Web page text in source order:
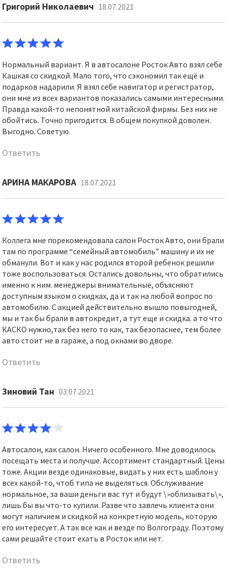
Григорий Николаевич 18.07.2021
Нормальный вариант. Я в автосалоне Росток Авто взял себе
Кашкая со скидкой. Мало того, что сэкономил так ещё и
подарков надарили. Я взял себе навигатор и регистратор,
они мне из всех вариантов показались самыми интересными.
Правда какой-то непонятной китайской фирмы. Без них не
обойтись. Точно пригодится. В общем покупкой доволен.
Выгодно. Советую.
Ответить
АРИНА МАКАРОВА 18.07.2021
Коллега мне порекомендовала салон Росток Авто, они брали
там по программе “семейный автомобиль” машину и их не
обманули. Вот и как у нас родился второй ребенок решили
тоже воспользоваться. Остались довольны, что обратились
именно к ним. менеджеры внимательные, объясняют
доступным языком о скидках, да и так на любой вопрос по
автомобилю. С акцией действительно вышло повыгодней,
мы и так бы брали в автокредит, а тут еще и скидка. а то что
КАСКО нужно,так без него то как, так безопаснее, тем более
авто стоит не в гараже, а под окнами во дворе.
Ответить
Зиновий Тан 03.07.2021
Автосалон, как салон. Ничего особенного. Мне доводилось
посещать места и получше. Ассортимент стандартный. Цены
тоже. Акции везде одинаковые, видать у них есть шаблон у
всех какой-то, чтоб типа не выделяться. Обслуживание
нормальное, за ваши деньги вас тут и будут \»облизывать\»,
лишь бы вы что-то купили. Разве что завлечь клиента они
могут наличием и скидкой на конкретную модель, которую
его интересует. А так все как и везде по Волгограду. Поэтому
сами решайте стоит ехать в Росток или нет.
Ответить